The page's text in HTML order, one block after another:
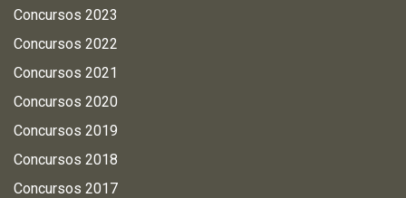
Concursos 2023
Concursos 2022
Concursos 2021
Concursos 2020
Concursos 2019
Concursos 2018
Concursos 2017